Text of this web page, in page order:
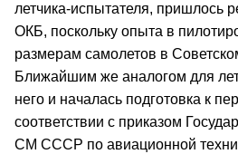
летчика‑испытателя, пришлось
ОКБ, поскольку опыта в
размерам самолетов в
Ближайшим же аналогом для
него и началась подготовка к
соответствии с приказом
СМ СССР по авиационной